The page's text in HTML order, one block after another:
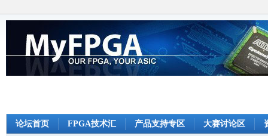
论坛首页 FPGA技术汇 产品支持专区 大赛讨论区